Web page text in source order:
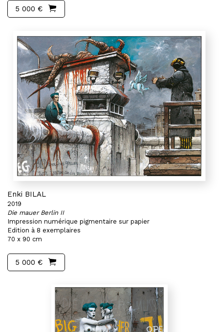
5 000 €
Enki BILAL
2019
Die mauer Berlin II
Impression numérique pigmentaire sur papier
Edition à 8 exemplaires
70 x 90 cm
5 000 €